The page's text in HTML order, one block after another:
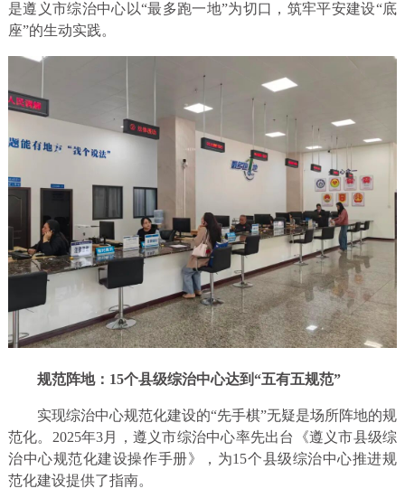
是遵义市综治中心以“最多跑一地”为切口，筑牢平安建设“底
座”的生动实践。
规范阵地：15个县级综治中心达到“五有五规范”
实现综治中心规范化建设的“先手棋”无疑是场所阵地的规
范化。2025年3月，遵义市综治中心率先出台《遵义市县级综
治中心规范化建设操作手册》，为15个县级综治中心推进规
范化建设提供了指南。